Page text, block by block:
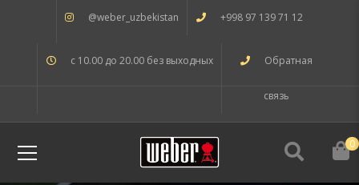
@weber_uzbekistan +998 97 139 71 12
с 10.00 до 20.00 без выходных Обратная
связь
0